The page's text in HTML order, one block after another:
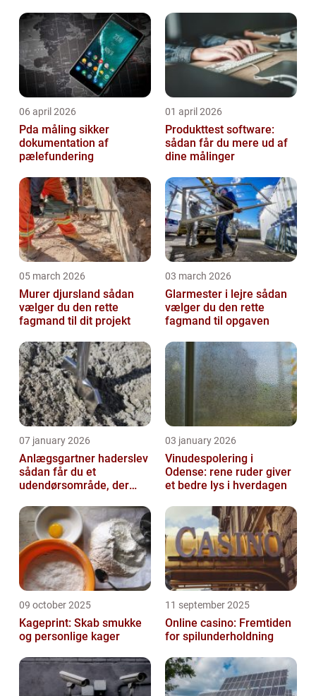
06 april 2026
Pda måling sikker
dokumentation af
pælefundering
01 april 2026
Produkttest software:
sådan får du mere ud af
dine målinger
05 march 2026
Murer djursland sådan
vælger du den rette
fagmand til dit projekt
03 march 2026
Glarmester i lejre sådan
vælger du den rette
fagmand til opgaven
07 january 2026
Anlægsgartner haderslev
sådan får du et
udendørsområde, der
03 january 2026
Vinudespolering i
Odense: rene ruder giver
et bedre lys i hverdagen
09 october 2025
Kageprint: Skab smukke
og personlige kager
11 september 2025
Online casino: Fremtiden
for spilunderholdning